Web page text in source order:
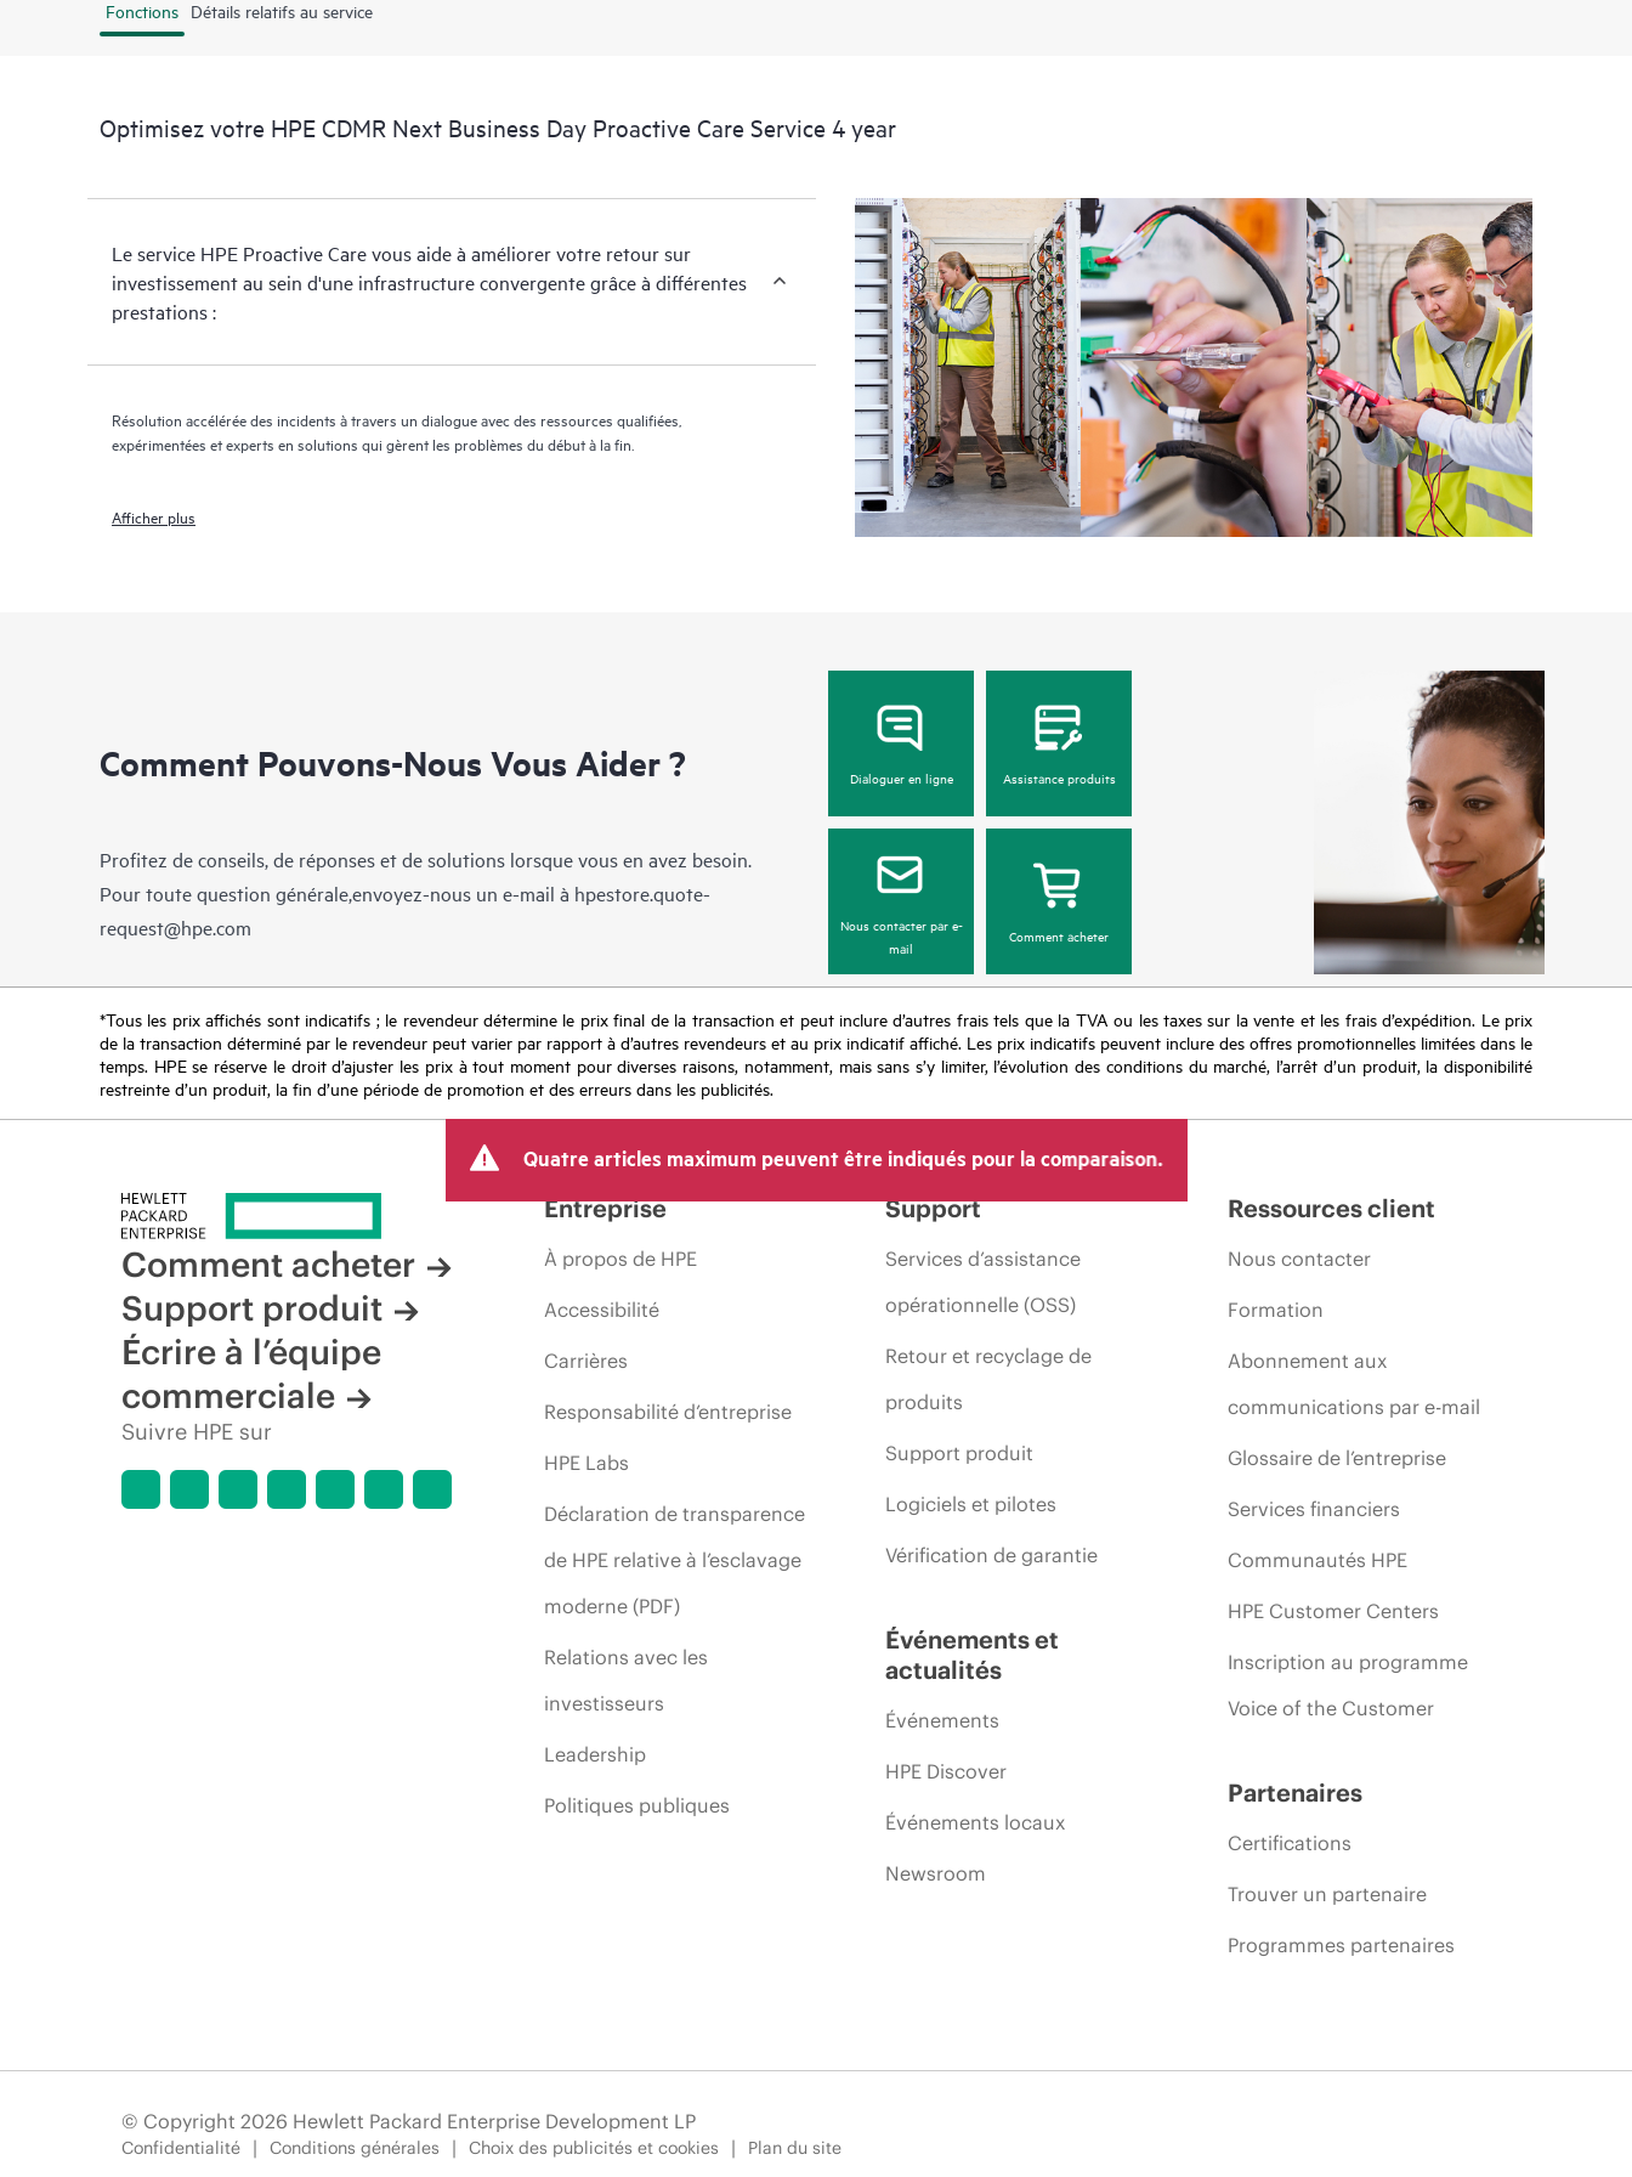
Fonctions Détails relatifs au service
Optimisez votre HPE CDMR Next Business Day Proactive Care Service 4 year
Le service HPE Proactive Care vous aide à améliorer votre retour sur
investissement au sein d'une infrastructure convergente grâce à différentes
prestations :
Résolution accélérée des incidents à travers un dialogue avec des ressources qualifiées,
expérimentées et experts en solutions qui gèrent les problèmes du début à la fin.
Afficher plus
Comment Pouvons-Nous Vous Aider ?
Profitez de conseils, de réponses et de solutions lorsque vous en avez besoin.
Pour toute question générale,envoyez-nous un e-mail à hpestore.quote-
request@hpe.com
Dialoguer en ligne Assistance produits
Nous contacter par e-
mail
Comment acheter
*Tous les prix affichés sont indicatifs ; le revendeur détermine le prix final de la transaction et peut inclure d’autres frais tels que la TVA ou les taxes sur la vente et les frais d’expédition. Le prix
de la transaction déterminé par le revendeur peut varier par rapport à d’autres revendeurs et au prix indicatif affiché. Les prix indicatifs peuvent inclure des offres promotionnelles limitées dans le
temps. HPE se réserve le droit d’ajuster les prix à tout moment pour diverses raisons, notamment, mais sans s’y limiter, l’évolution des conditions du marché, l’arrêt d’un produit, la disponibilité
restreinte d’un produit, la fin d’une période de promotion et des erreurs dans les publicités.
Quatre articles maximum peuvent être indiqués pour la comparaison.
Comment acheter
Support produit
Écrire à l’équipe
commerciale
Suivre HPE sur
Entreprise
À propos de HPE
Accessibilité
Carrières
Responsabilité d’entreprise
HPE Labs
Déclaration de transparence
de HPE relative à l’esclavage
moderne (PDF)
Relations avec les
investisseurs
Leadership
Politiques publiques
Support
Services d’assistance
opérationnelle (OSS)
Retour et recyclage de
produits
Support produit
Logiciels et pilotes
Vérification de garantie
Événements et
actualités
Événements
HPE Discover
Événements locaux
Newsroom
Ressources client
Nous contacter
Formation
Abonnement aux
communications par e-mail
Glossaire de l’entreprise
Services financiers
Communautés HPE
HPE Customer Centers
Inscription au programme
Voice of the Customer
Partenaires
Certifications
Trouver un partenaire
Programmes partenaires
© Copyright 2026 Hewlett Packard Enterprise Development LP
Confidentialité Conditions générales Choix des publicités et cookies Plan du site